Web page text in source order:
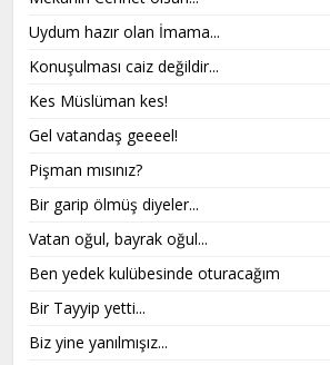
Uydum hazır olan İmama...
Konuşulması caiz değildir...
Kes Müslüman kes!
Gel vatandaş geeeel!
Pişman mısınız?
Bir garip ölmüş diyeler...
Vatan oğul, bayrak oğul...
Ben yedek kulübesinde oturacağım
Bir Tayyip yetti...
Biz yine yanılmışız...